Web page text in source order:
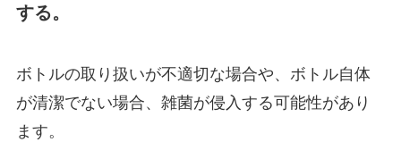
する。
ボトルの取り扱いが不適切な場合や、ボトル自体
が清潔でない場合、 雑菌が侵入する可能性があり
ます。